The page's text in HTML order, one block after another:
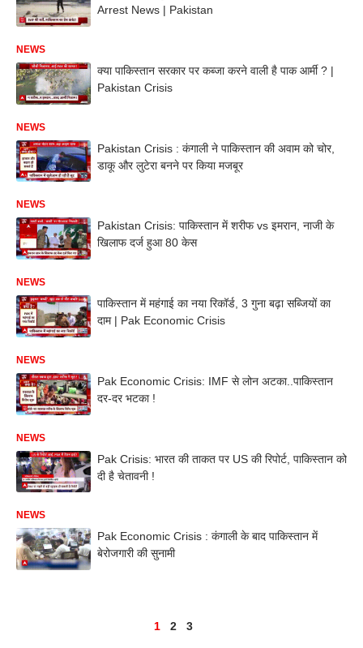
Arrest News | Pakistan
NEWS
क्या पाकिस्तान सरकार पर कब्जा करने वाली है पाक आर्मी ? |
Pakistan Crisis
NEWS
Pakistan Crisis : कंगाली ने पाकिस्तान की अवाम को चोर,
डाकू और लुटेरा बनने पर किया मजबूर
NEWS
Pakistan Crisis: पाकिस्तान में शरीफ vs इमरान, नाजी के
खिलाफ दर्ज हुआ 80 केस
NEWS
पाकिस्तान में महंगाई का नया रिकॉर्ड, 3 गुना बढ़ा सब्जियों का
दाम | Pak Economic Crisis
NEWS
Pak Economic Crisis: IMF से लोन अटका..पाकिस्तान
दर-दर भटका !
NEWS
Pak Crisis: भारत की ताकत पर US की रिपोर्ट, पाकिस्तान को
दी है चेतावनी !
NEWS
Pak Economic Crisis : कंगाली के बाद पाकिस्तान में
बेरोजगारी की सुनामी
1 2 3